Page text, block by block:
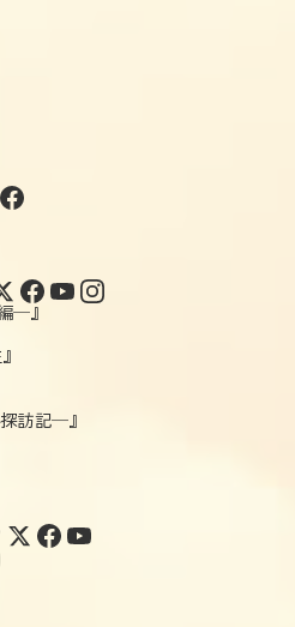
―』
探訪記―』